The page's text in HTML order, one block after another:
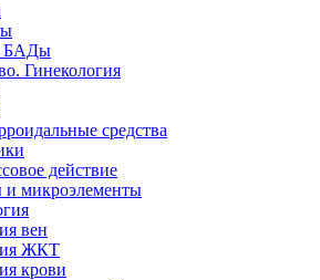
БАДы
Гинекология
средства
действие
микроэлементы
вен
ЖКТ
крови